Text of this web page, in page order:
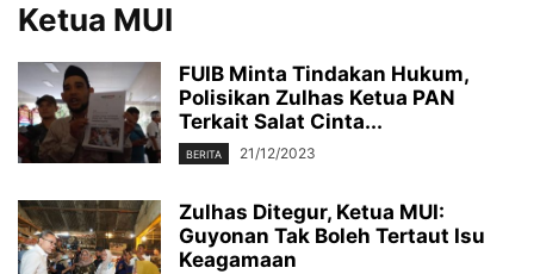
Ketua MUI
FUIB Minta Tindakan Hukum,
Polisikan Zulhas Ketua PAN
Terkait Salat Cinta...
BERITA 21/12/2023
Zulhas Ditegur, Ketua MUI:
Guyonan Tak Boleh Tertaut Isu
Keagamaan